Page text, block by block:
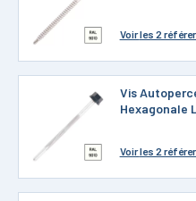
Voirles 2
Vis
Hexagonale
Voirles 2